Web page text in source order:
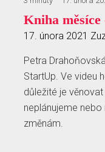
Kniha měsíce
17. února 2021
Petra
StartUp. Ve videu
důležité je
neplánujeme
změnám.